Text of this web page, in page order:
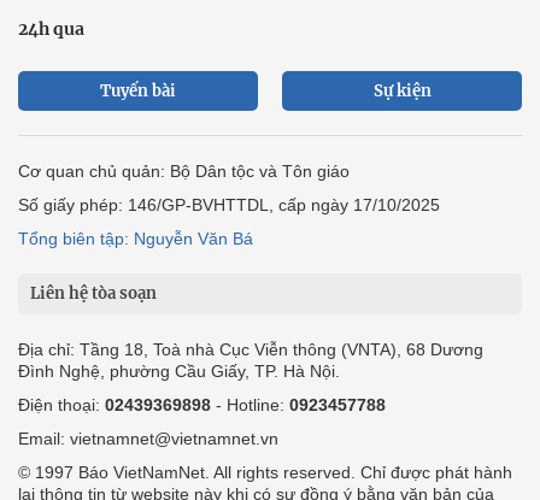
24h qua
Tuyến bài Sự kiện
Cơ quan chủ quản: Bộ Dân tộc và Tôn giáo
Số giấy phép: 146/GP-BVHTTDL, cấp ngày 17/10/2025
Tổng biên tập: Nguyễn Văn Bá
Liên hệ tòa soạn
Địa chỉ: Tầng 18, Toà nhà Cục Viễn thông (VNTA), 68 Dương
Đình Nghệ, phường Cầu Giấy, TP. Hà Nội.
Điện thoại: 02439369898 - Hotline: 0923457788
Email: vietnamnet@vietnamnet.vn
© 1997 Báo VietNamNet. All rights reserved. Chỉ được phát hành
lại thông tin từ website này khi có sự đồng ý bằng văn bản của